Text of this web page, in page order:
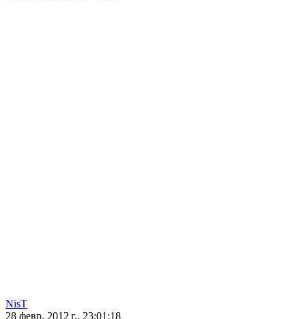
NisT
28 февр. 2012 г., 23:01:18